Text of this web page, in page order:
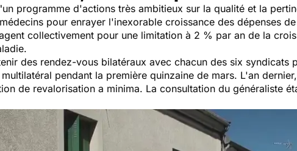
un programme d'actions très ambitieux sur la qualité et la
pour enrayer l'inexorable croissance des dépenses
collectivement pour une limitation à 2 % par an de la
des rendez-vous bilatéraux avec chacun des six syndicats
pendant la première quinzaine de mars. L'an
de revalorisation a minima. La consultation du généraliste